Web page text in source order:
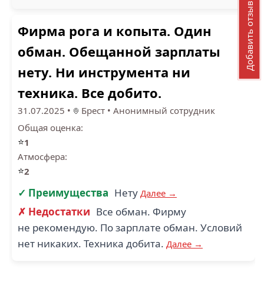
Фирма рога и копыта. Один
обман. Обещанной зарплаты
нету. Ни инструмента ни
техника. Все добито.
31.07.2025 • Брест • Анонимный сотрудник
Общая оценка:
⭐1
Атмосфера:
⭐2
✓ Преимущества Нету Далее →
✗ Недостатки Все обман. Фирму
не рекомендую. По зарплате обман. Условий
нет никаких. Техника добита. Далее →
Добавить отзыв